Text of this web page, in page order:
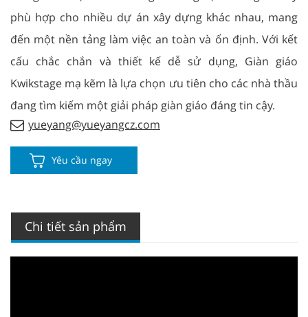
phù hợp cho nhiều dự án xây dựng khác nhau, mang
đến một nền tảng làm việc an toàn và ổn định. Với kết
cấu chắc chắn và thiết kế dễ sử dụng, Giàn giáo
Kwikstage mạ kẽm là lựa chọn ưu tiên cho các nhà thầu
đang tìm kiếm một giải pháp giàn giáo đáng tin cậy.
yueyang@yueyangcz.com
Yêu cầu ngay
Chi tiết sản phẩm